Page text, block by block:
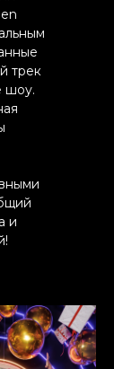
трек
шоу.
и